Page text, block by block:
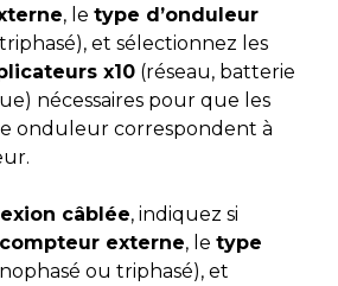
, le type d’onduleur
et sélectionnez les
x10 (réseau, batterie
nécessaires pour que les
onduleur correspondent à
câblée, indiquez si
compteur externe, le type
ou triphasé), et